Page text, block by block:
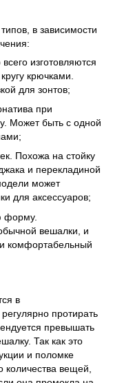
в зависимости
изготовляются
крючками.
для зонтов;
при
Может быть с одной
Похожа на стойку
и перекладиной
может
для аксессуаров;
форму.
вешалки, и
комфортабельный
в
протирать
превышать
Так как это
и поломке
количества вещей,